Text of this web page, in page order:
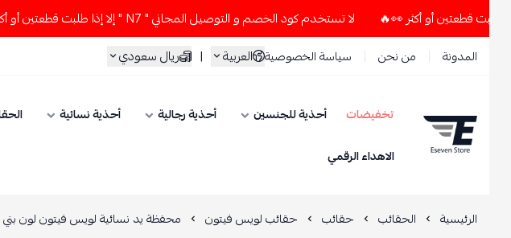
لا تستخدم كود الخصم و التوصيل المجاني " N7 " إلا إذا طلبت قطعتين أو أكثر 👀🔥
المدونة من نحن سياسة الخصوصية العربية | ريال سعودي
ESEVEN STORE
تخفيضات أحذية للجنسين أحذية رجالية أحذية نسائية الحقائب
الاهداء الرقمي
الرئيسية الحقائب حقائب حقائب لويس فيتون محفظة يد نسائية لويس فيتون لون بني